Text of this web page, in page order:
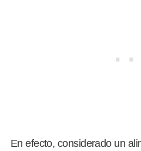
En efecto, considerado un